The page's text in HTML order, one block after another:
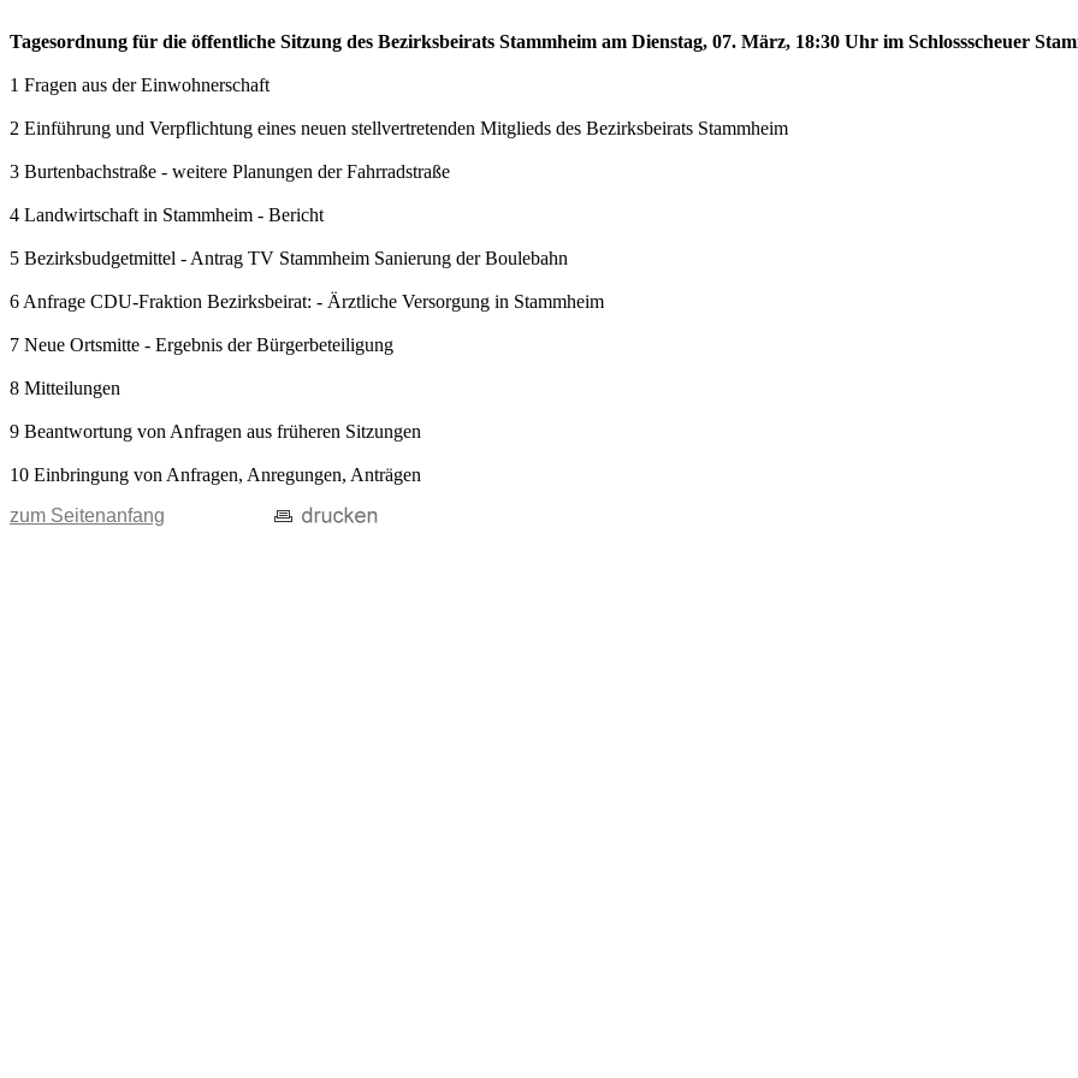
Tagesordnung für die öffentliche Sitzung des Bezirksbeirats Stammheim am Dienstag, 07. März, 18:30 Uhr im Schlossscheuer
1 Fragen aus der Einwohnerschaft
2 Einführung und Verpflichtung eines neuen stellvertretenden Mitglieds des Bezirksbeirats Stammheim
3 Burtenbachstraße - weitere Planungen der Fahrradstraße
4 Landwirtschaft in Stammheim - Bericht
5 Bezirksbudgetmittel - Antrag TV Stammheim Sanierung der Boulebahn
6 Anfrage CDU-Fraktion Bezirksbeirat: - Ärztliche Versorgung in Stammheim
7 Neue Ortsmitte - Ergebnis der Bürgerbeteiligung
8 Mitteilungen
9 Beantwortung von Anfragen aus früheren Sitzungen
10 Einbringung von Anfragen, Anregungen, Anträgen
zum Seitenanfang